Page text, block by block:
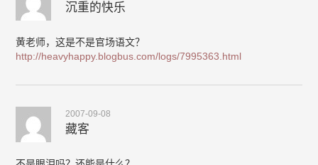
沉重的快乐
黄老师，这是不是官场语文？
http://heavyhappy.blogbus.com/logs/7995363.html
2007-09-08
藏客